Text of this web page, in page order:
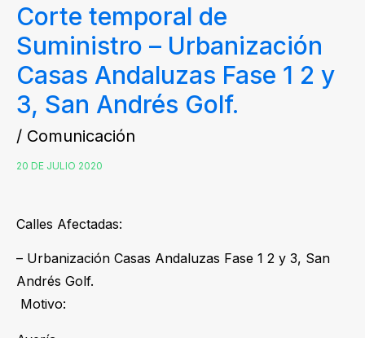
Corte temporal de
Suministro – Urbanización
Casas Andaluzas Fase 1 2 y
3, San Andrés Golf.
/ Comunicación
20 DE JULIO 2020
Calles Afectadas:
– Urbanización Casas Andaluzas Fase 1 2 y 3, San
Andrés Golf.
Motivo: